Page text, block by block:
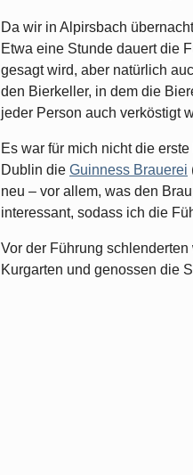
Da wir in Alpirsbach
Etwa eine Stunde dauert die
gesagt wird, aber natürlich
den Bierkeller, in dem die
jeder Person auch verköstigt
Es war für mich nicht die
Dublin die Guinness Brauerei
neu – vor allem, was den
interessant, sodass ich die
Vor der Führung
Kurgarten und genossen die